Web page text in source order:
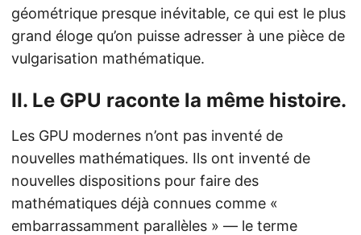
géométrique presque inévitable, ce qui est le plus
grand éloge qu’on puisse adresser à une pièce de
vulgarisation mathématique.
II. Le GPU raconte la même histoire.
Les GPU modernes n’ont pas inventé de
nouvelles mathématiques. Ils ont inventé de
nouvelles dispositions pour faire des
mathématiques déjà connues comme «
embarrassamment parallèles » — le terme